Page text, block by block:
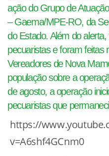
ação do Grupo de
– Gaema/MPE-RO, da
do Estado. Além do
pecuaristas e foram feitas
Vereadores de Nova
população sobre a
de agosto, a operação
pecuaristas que
https://
v=A6shf4GCnm0